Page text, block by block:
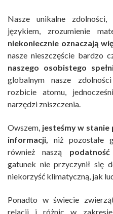
Nasze unikalne
językiem, zrozumienie
niekoniecznie oznaczają
nasze nieszczęście bardzo
naszego osobistego
globalnym nasze
rozbicie atomu,
narzędzi zniszczenia.
Owszem, jesteśmy w stanie
informacji, niż pozostałe
również naszą
gatunek nie przyczynił się
niekorzyść klimatyczną, jak
Ponadto w świecie
relacji i różnic w